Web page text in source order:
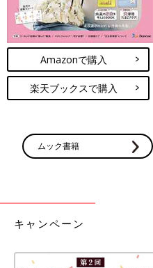
Amazonで購入
楽天ブックスで購入
ムック書籍
キャンペーン